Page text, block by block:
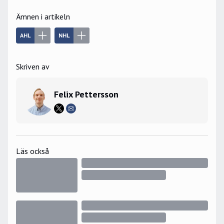
Ämnen i artikeln
AHL NHL
Skriven av
Felix Pettersson
Läs också